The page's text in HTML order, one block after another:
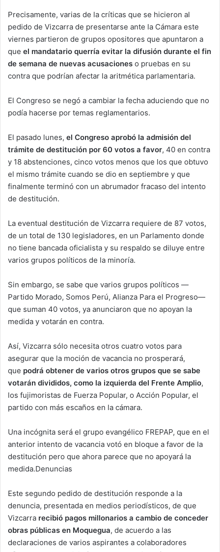
Precisamente, varias de la críticas que se hicieron al
pedido de Vizcarra de presentarse ante la Cámara este
viernes partieron de grupos opositores que apuntaron a
que el mandatario querría evitar la difusión durante el fin
de semana de nuevas acusaciones o pruebas en su
contra que podrían afectar la aritmética parlamentaria.
El Congreso se negó a cambiar la fecha aduciendo que no
podía hacerse por temas reglamentarios.
El pasado lunes, el Congreso aprobó la admisión del
trámite de destitución por 60 votos a favor, 40 en contra
y 18 abstenciones, cinco votos menos que los que obtuvo
el mismo trámite cuando se dio en septiembre y que
finalmente terminó con un abrumador fracaso del intento
de destitución.
La eventual destitución de Vizcarra requiere de 87 votos,
de un total de 130 legisladores, en un Parlamento donde
no tiene bancada oficialista y su respaldo se diluye entre
varios grupos políticos de la minoría.
Sin embargo, se sabe que varios grupos políticos —
Partido Morado, Somos Perú, Alianza Para el Progreso—
que suman 40 votos, ya anunciaron que no apoyan la
medida y votarán en contra.
Así, Vizcarra sólo necesita otros cuatro votos para
asegurar que la moción de vacancia no prosperará,
que podrá obtener de varios otros grupos que se sabe
votarán divididos, como la izquierda del Frente Amplio,
los fujimoristas de Fuerza Popular, o Acción Popular, el
partido con más escaños en la cámara.
Una incógnita será el grupo evangélico FREPAP, que en el
anterior intento de vacancia votó en bloque a favor de la
destitución pero que ahora parece que no apoyará la
medida.Denuncias
Este segundo pedido de destitución responde a la
denuncia, presentada en medios periodísticos, de que
Vizcarra recibió pagos millonarios a cambio de conceder
obras públicas en Moquegua, de acuerdo a las
declaraciones de varios aspirantes a colaboradores